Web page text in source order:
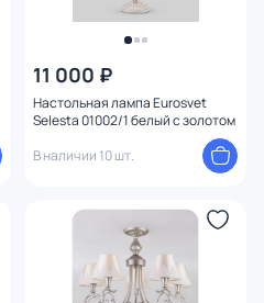
11 000 ₽
Настольная лампа Eurosvet
Selesta 01002/1 белый с золотом
В наличии 10 шт.